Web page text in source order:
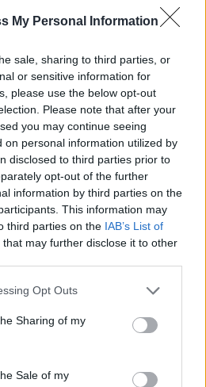
My Personal Information
sale, sharing to third parties, or
or sensitive information for
please use the below opt-out
Please note that after your
you may continue seeing
on personal information utilized by
disclosed to third parties prior to
opt-out of the further
information by third parties on the
This information may
third parties on the IAB’s List of
that may further disclose it to other
app uses one or more Google
behaviour. You may click to
and its third-party tags to
purposes in below Google
Opt Outs
Sharing of my
Sale of my
is megmondta! Nem
beszélünk akkor?
ki meri mondani,
akkor leváltják. Ez a
Államtitkár/
a gyilkosoktól"
február 08. 22:15
Magyar Cigányok Független
Marian Cozma
gyászában - közölte Kozák
az MTI-vel.